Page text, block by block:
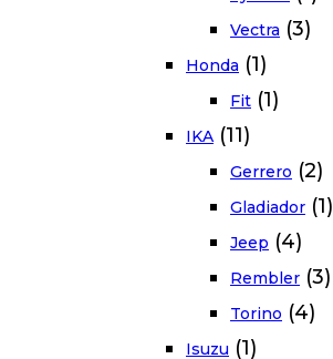
Vectra (3)
Honda (1)
Fit (1)
IKA (11)
Gerrero (2)
Gladiador (1)
Jeep (4)
Rembler (3)
Torino (4)
Isuzu (1)